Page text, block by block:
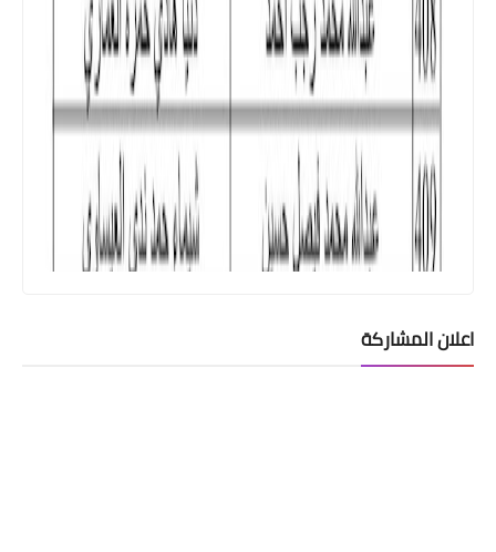
اخبار العامة
اعلان المشاركة